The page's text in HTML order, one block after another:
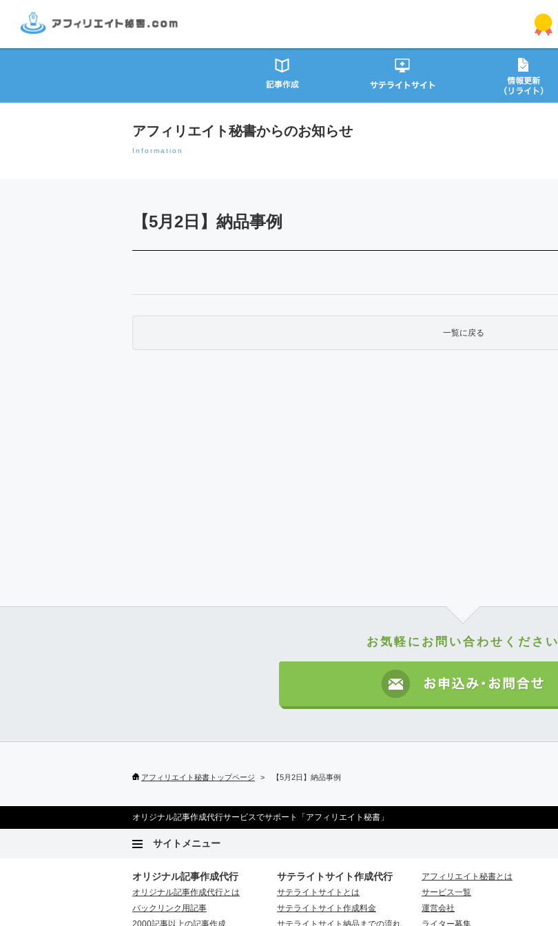
アフィリエイト秘書からのお知らせ
Information
【5月2日】納品事例
一覧に戻る
お気軽にお問い合わせください
アフィリエイト秘書トップページ 【5月2日】納品事例
オリジナル記事作成代行サービスでサポート「アフィリエイト秘書」
サイトメニュー
オリジナル記事作成代行
オリジナル記事作成代行とは
バックリンク用記事
2000記事以上の記事作成
サテライトサイト作成代行
サテライトサイトとは
サテライトサイト作成料金
サテライトサイト納品までの流れ
アフィリエイト秘書とは
サービス一覧
運営会社
ライター募集